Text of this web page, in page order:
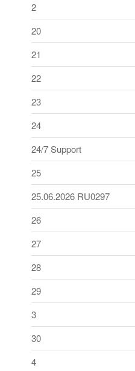
2
20
21
22
23
24
24/7 Support
25
25.06.2026 RU0297
26
27
28
29
3
30
4